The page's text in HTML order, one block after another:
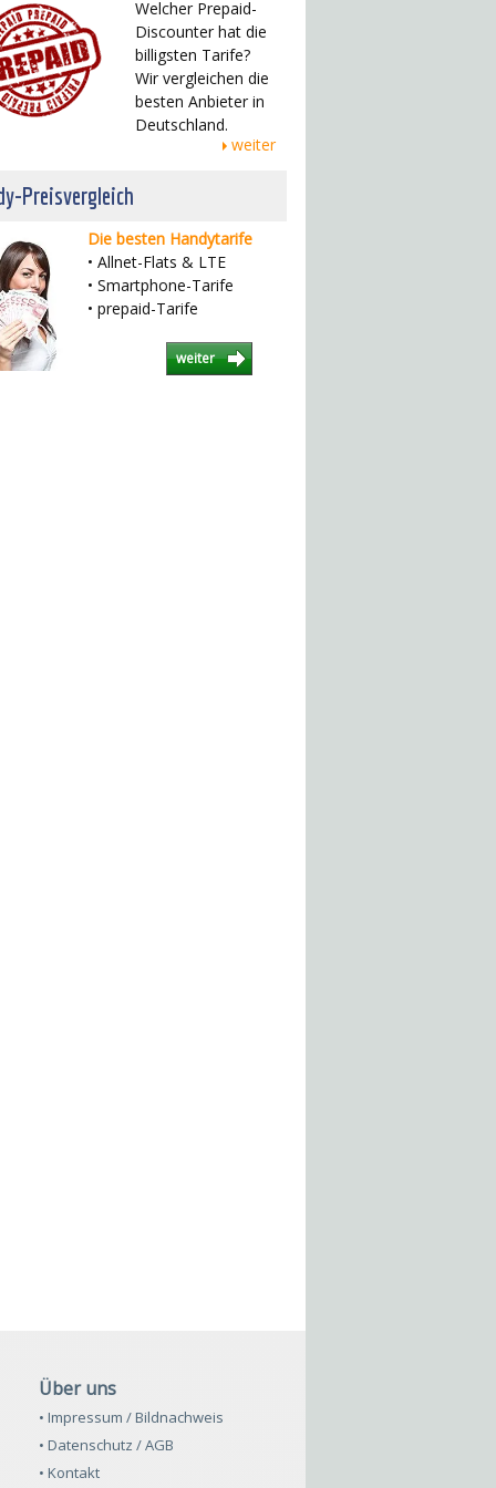
Welcher Prepaid-
Discounter hat die
billigsten Tarife?
Wir vergleichen die
besten Anbieter in
Deutschland.
weiter
Preisvergleich
Die besten Handytarife
• Allnet-Flats & LTE
• Smartphone-Tarife
• prepaid-Tarife
weiter
Über uns
• Impressum / Bildnachweis
• Datenschutz / AGB
• Kontakt